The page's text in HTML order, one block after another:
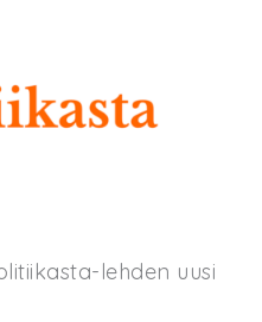
lehden uusi